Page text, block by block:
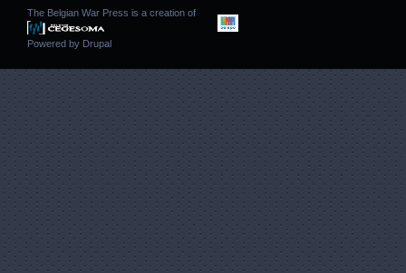
The Belgian War Press is a creation of
Powered by Drupal